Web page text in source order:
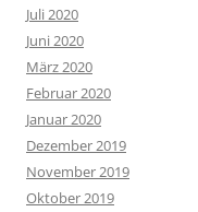
Juli 2020
Juni 2020
März 2020
Februar 2020
Januar 2020
Dezember 2019
November 2019
Oktober 2019